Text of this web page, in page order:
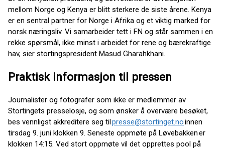
mellom Norge og Kenya er blitt sterkere de siste årene. Kenya
er en sentral partner for Norge i Afrika og et viktig marked for
norsk næringsliv. Vi samarbeider tett i FN og står sammen i en
rekke spørsmål, ikke minst i arbeidet for rene og bærekraftige
hav, sier stortingspresident Masud Gharahkhani.
Praktisk informasjon til pressen
Journalister og fotografer som ikke er medlemmer av
Stortingets presselosje, og som ønsker å overvære besøket,
bes vennligst akkreditere seg til presse@stortinget.noinnen
tirsdag 9. juni klokken 9. Seneste oppmøte på Løvebakken er
klokken 14:15. Ved stort oppmøte vil det opprettes pool på